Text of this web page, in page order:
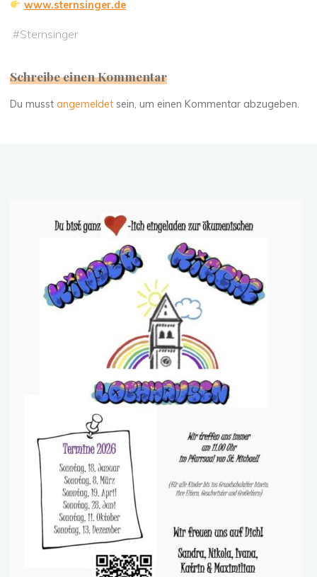
www.sternsinger.de
#Sternsinger
Schreibe einen Kommentar
Du musstangemeldet sein, um einen Kommentar abzugeben.